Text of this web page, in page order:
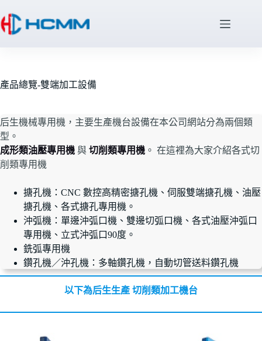
產品總覽-雙端加工設備
后生機械專用機，主要生產機台設備在本公司網站分為兩個類
型。
成形類油壓專用機 與 切削類專用機 。 在這裡為大家介紹各式切
削類專用機
搪孔機：CNC 數控高精密搪孔機、伺服雙端搪孔機、油壓
搪孔機、各式搪孔專用機。
沖弧機：單邊沖弧口機、雙邊切弧口機、各式油壓沖弧口
專用機、立式沖弧口90度。
銑弧專用機
鑽孔機／沖孔機：多軸鑽孔機，自動切管送料鑽孔機
以下為后生生產 切削類加工機台